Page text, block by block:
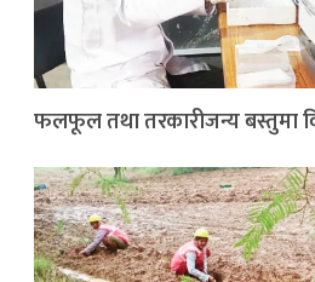
फलफूल तथा तरकारीजन्य बस्तुमा